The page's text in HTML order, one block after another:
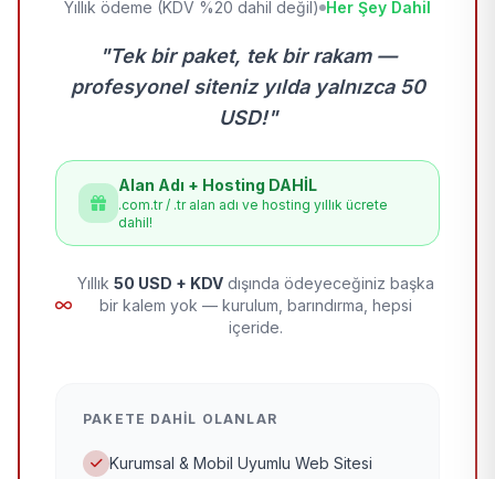
Yıllık ödeme (KDV %20 dahil değil) Her Şey Dahil
"Tek bir paket, tek bir rakam —
profesyonel siteniz yılda yalnızca 50
USD!"
Alan Adı + Hosting DAHİL
.com.tr / .tr alan adı ve hosting yıllık ücrete
dahil!
Yıllık 50 USD + KDV dışında ödeyeceğiniz başka
bir kalem yok — kurulum, barındırma, hepsi
içeride.
PAKETE DAHIL OLANLAR
Kurumsal & Mobil Uyumlu Web Sitesi